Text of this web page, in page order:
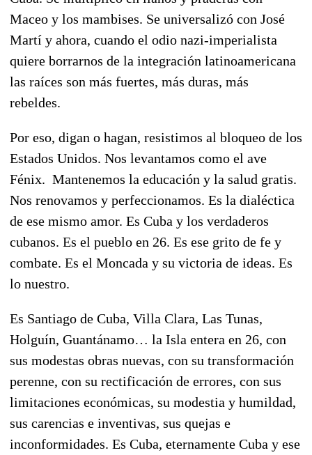
Maceo y los mambises. Se universalizó con José
Martí y ahora, cuando el odio nazi-imperialista
quiere borrarnos de la integración latinoamericana
las raíces son más fuertes, más duras, más
rebeldes.
Por eso, digan o hagan, resistimos al bloqueo de los
Estados Unidos. Nos levantamos como el ave
Fénix. Mantenemos la educación y la salud gratis.
Nos renovamos y perfeccionamos. Es la dialéctica
de ese mismo amor. Es Cuba y los verdaderos
cubanos. Es el pueblo en 26. Es ese grito de fe y
combate. Es el Moncada y su victoria de ideas. Es
lo nuestro.
Es Santiago de Cuba, Villa Clara, Las Tunas,
Holguín, Guantánamo… la Isla entera en 26, con
sus modestas obras nuevas, con su transformación
perenne, con su rectificación de errores, con sus
limitaciones económicas, su modestia y humildad,
sus carencias e inventivas, sus quejas e
inconformidades. Es Cuba, eternamente Cuba y ese